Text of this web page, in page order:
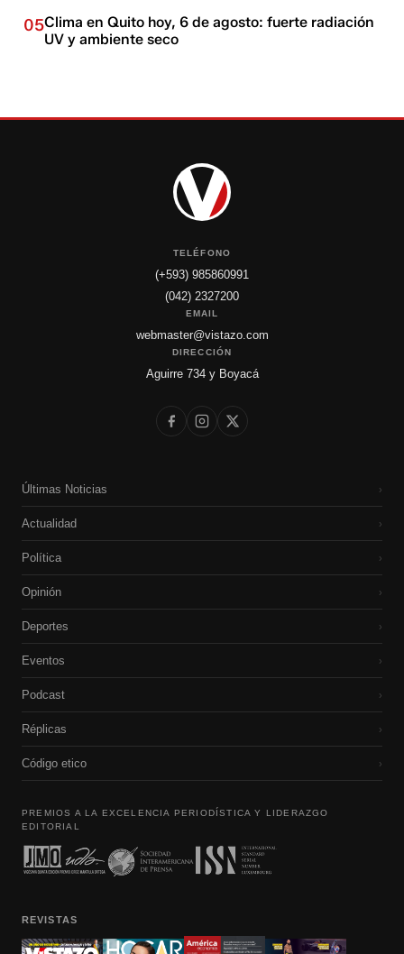
05Clima en Quito hoy, 6 de agosto: fuerte radiación
UV y ambiente seco
TELÉFONO
(+593) 985860991
(042) 2327200
EMAIL
webmaster@vistazo.com
DIRECCIÓN
Aguirre 734 y Boyacá
Últimas Noticias ›
Actualidad ›
Política ›
Opinión ›
Deportes ›
Eventos ›
Podcast ›
Réplicas ›
Código etico ›
PREMIOS A LA EXCELENCIA PERIODÍSTICA Y LIDERAZGO
EDITORIAL
REVISTAS